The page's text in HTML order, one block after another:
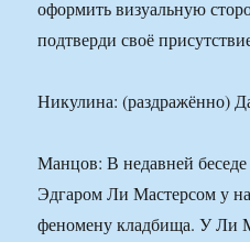
оформить визуальную
подтверди своё
Никулина: (раздражённо)
Манцов: В недавней
Эдгаром Ли Мастерсом у
феномену кладбища. У Ли